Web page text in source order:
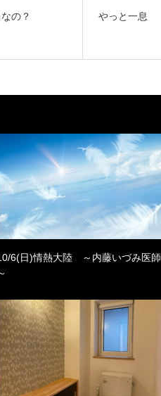
の？ やっと一息
6(日)情熱大陸 ～内藤いづみ医師